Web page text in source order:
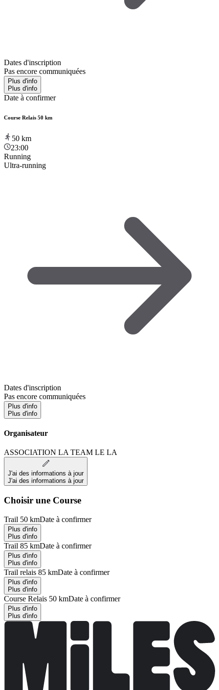
Dates d'inscription
Pas encore communiquées
Plus d'info
Plus d'info
Date à confirmer
Course Relais 50 km
50 km
23:00
Running
Ultra-running
Dates d'inscription
Pas encore communiquées
Plus d'info
Plus d'info
Organisateur
ASSOCIATION LA TEAM LE LA
J'ai des informations à jour
J'ai des informations à jour
Choisir une Course
Trail 50 kmDate à confirmer
Plus d'info
Plus d'info
Trail 85 kmDate à confirmer
Plus d'info
Plus d'info
Trail relais 85 kmDate à confirmer
Plus d'info
Plus d'info
Course Relais 50 kmDate à confirmer
Plus d'info
Plus d'info